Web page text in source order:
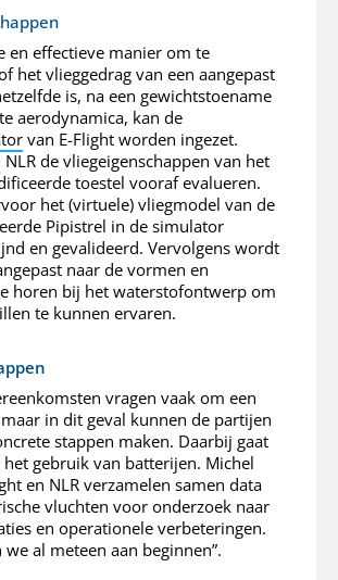
en effectieve manier om te
het vlieggedrag van een aangepast
is, na een gewichtstoename
aerodynamica, kan de
van E-Flight worden ingezet.
de vliegeigenschappen van het
toestel vooraf evalueren.
het (virtuele) vliegmodel van de
Pipistrel in de simulator
en gevalideerd. Vervolgens wordt
naar de vormen en
horen bij het waterstofontwerp om
te kunnen ervaren.
vragen vaak om een
in dit geval kunnen de partijen
stappen maken. Daarbij gaat
gebruik van batterijen. Michel
en NLR verzamelen samen data
vluchten voor onderzoek naar
en operationele verbeteringen.
al meteen aan beginnen”.